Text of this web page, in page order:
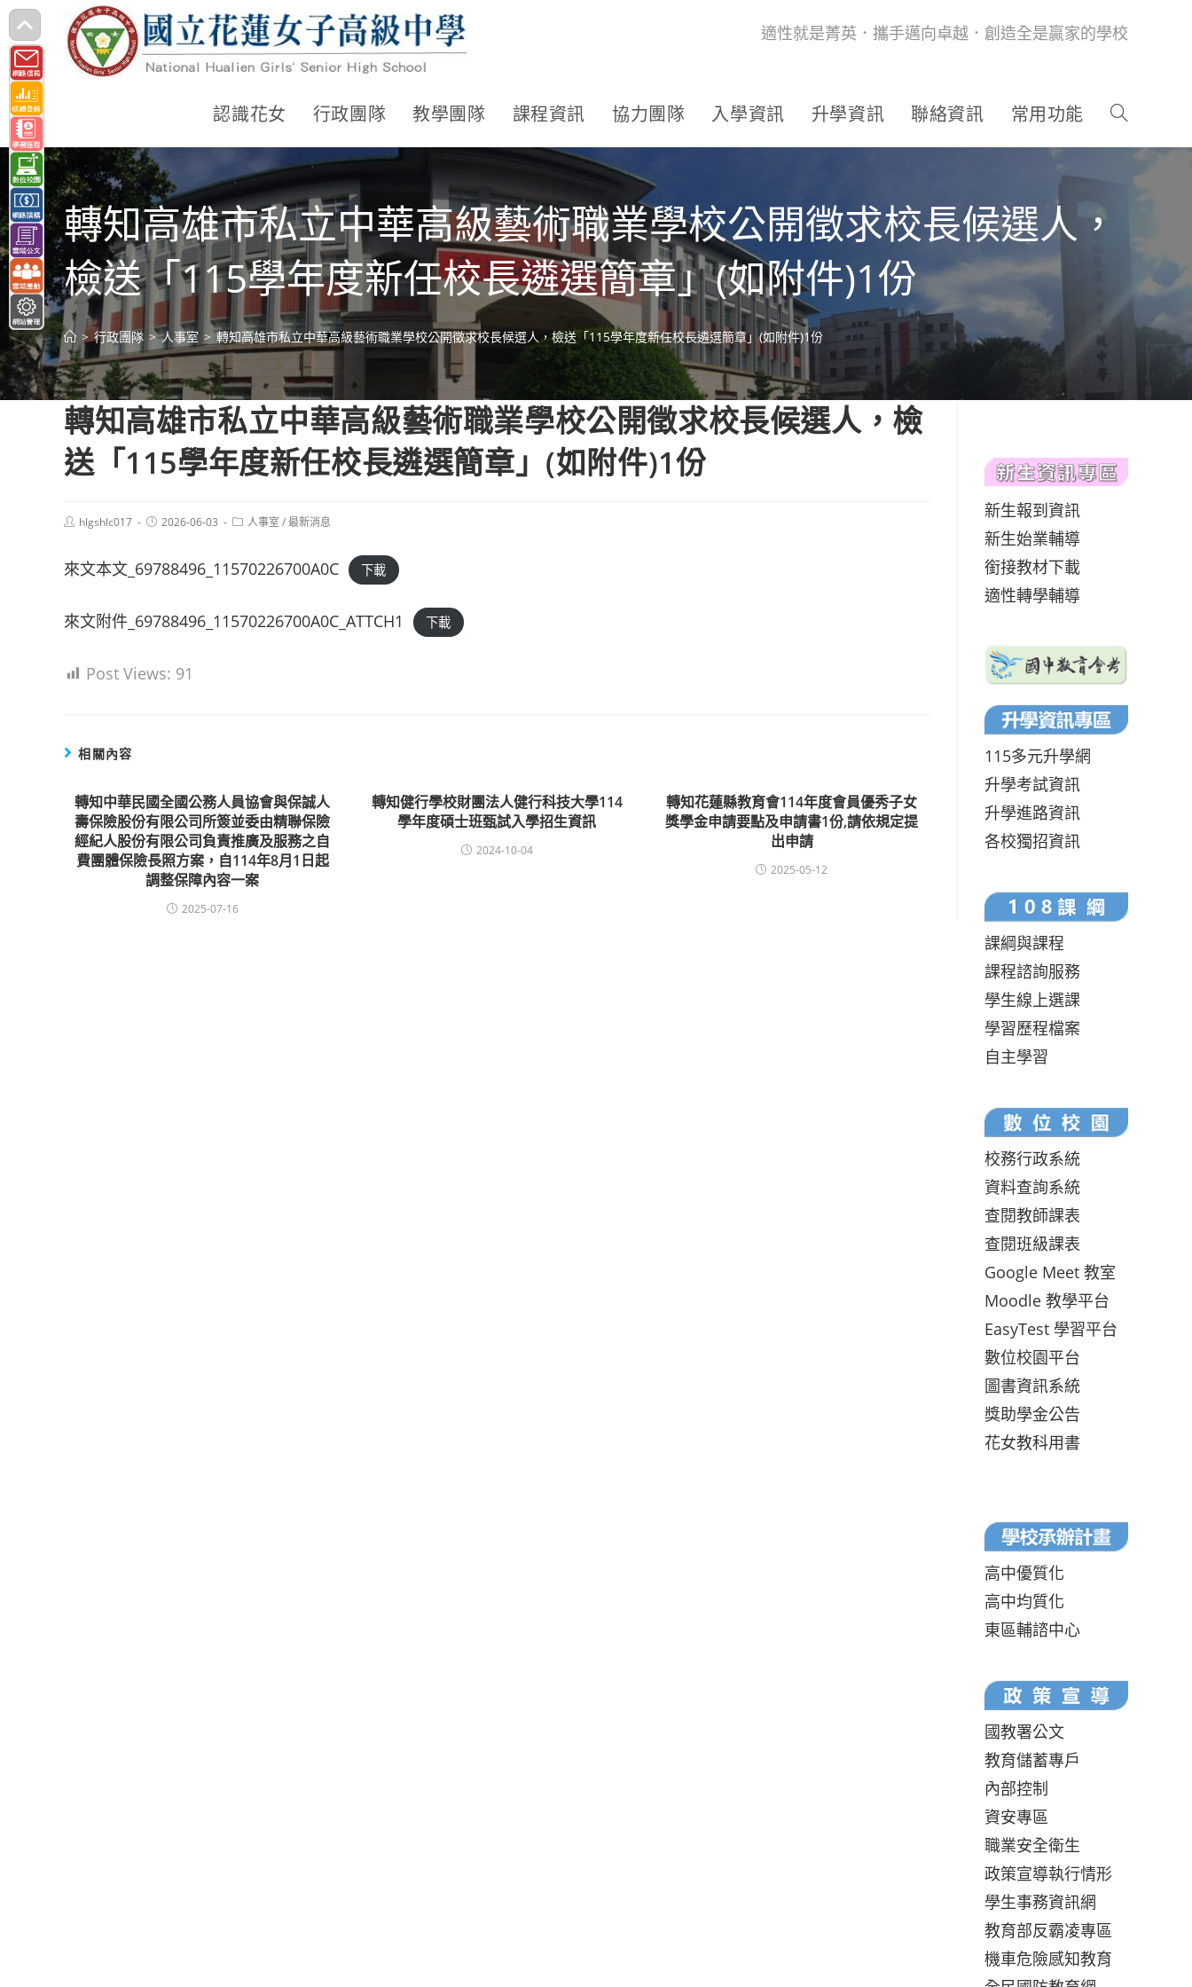
跳
轉
至
主
要
內
容
適性就是菁英．攜手邁向卓越．創造全是贏家的學校
認識花女 行政團隊 教學團隊 課程資訊 協力團隊 入學資訊 升學資訊 聯絡資訊 常用功能
轉知高雄市私立中華高級藝術職業學校公開徵求校長候選人，
檢送「115學年度新任校長遴選簡章」(如附件)1份
> 行政團隊 > 人事室 > 轉知高雄市私立中華高級藝術職業學校公開徵求校長候選人，檢送「115學年度新任校長遴選簡章」(如附件)1份
轉知高雄市私立中華高級藝術職業學校公開徵求校長候選人，檢
送「115學年度新任校長遴選簡章」(如附件)1份
Posthlgshlc017
Post2026-06-03
Post人事室 /最新消息
來文本文_69788496_11570226700A0C 下載
來文附件_69788496_11570226700A0C_ATTCH1 下載
Post Views: 91
相關內容
轉知中華民國全國公務人員協會與保誠人
壽保險股份有限公司所簽並委由精聯保險
經紀人股份有限公司負責推廣及服務之自
費團體保險長照方案，自114年8月1日起
調整保障內容一案
2025-07-16
轉知健行學校財團法人健行科技大學114
學年度碩士班甄試入學招生資訊
2024-10-04
轉知花蓮縣教育會114年度會員優秀子女
獎學金申請要點及申請書1份,請依規定提
出申請
2025-05-12
新生報到資訊
新生始業輔導
銜接教材下載
適性轉學輔導
115多元升學網
升學考試資訊
升學進路資訊
各校獨招資訊
課綱與課程
課程諮詢服務
學生線上選課
學習歷程檔案
自主學習
校務行政系統
資料查詢系統
查閱教師課表
查閱班級課表
Google Meet 教室
Moodle 教學平台
EasyTest 學習平台
數位校園平台
圖書資訊系統
獎助學金公告
花女教科用書
高中優質化
高中均質化
東區輔諮中心
國教署公文
教育儲蓄專戶
內部控制
資安專區
職業安全衛生
政策宣導執行情形
學生事務資訊網
教育部反霸凌專區
機車危險感知教育